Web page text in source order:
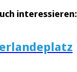
interessieren: